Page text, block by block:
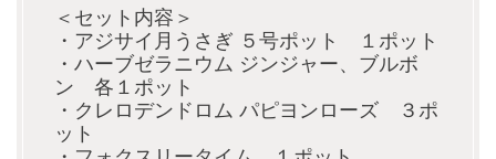
＜セット内容＞
・アジサイ月うさぎ ５号ポット １ポット
・ハーブゼラニウム ジンジャー、ブルボ
ン 各１ポット
・クレロデンドロム パピヨンローズ ３ポ
ット